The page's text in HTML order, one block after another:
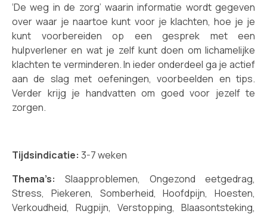
‘De weg in de zorg’ waarin informatie wordt gegeven
over waar je naartoe kunt voor je klachten, hoe je je
kunt voorbereiden op een gesprek met een
hulpverlener en wat je zelf kunt doen om lichamelijke
klachten te verminderen. In ieder onderdeel ga je actief
aan de slag met oefeningen, voorbeelden en tips.
Verder krijg je handvatten om goed voor jezelf te
zorgen.
Tijdsindicatie: 3-7 weken
Thema’s: Slaapproblemen, Ongezond eetgedrag,
Stress, Piekeren, Somberheid, Hoofdpijn, Hoesten,
Verkoudheid, Rugpijn, Verstopping, Blaasontsteking,